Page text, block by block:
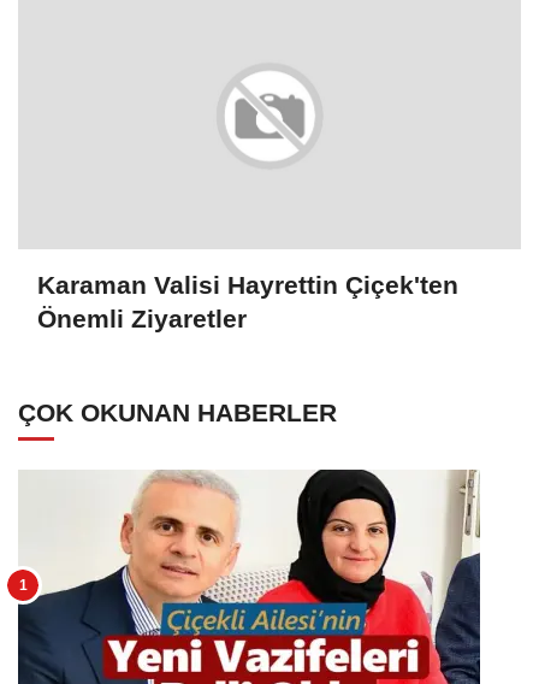
Karaman Valisi Hayrettin Çiçek'ten
Önemli Ziyaretler
ÇOK OKUNAN HABERLER